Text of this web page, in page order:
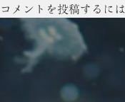
コメントを投稿するには